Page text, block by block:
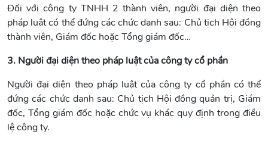
Đối với công ty TNHH 2 thành viên, người đại diện theo
pháp luật có thể đứng các chức danh sau: Chủ tịch Hội đồng
thành viên, Giám đốc hoặc Tổng giám đốc…
3. Người đại diện theo pháp luật của công ty cổ phần
Người đại diện theo pháp luật của công ty cổ phần có thể
đứng các chức danh sau: Chủ tịch Hội đồng quản trị, Giám
đốc, Tổng giám đốc hoặc chức vụ khác quy định trong điều
lệ công ty.